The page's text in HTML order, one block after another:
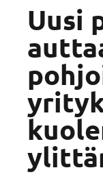
Uusi